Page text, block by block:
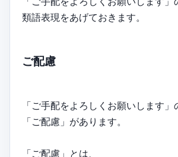
類語表現をあげておきます。
ご配慮
「ご手配をよろしくお願いします
「ご配慮」があります。
「ご配慮」とは、